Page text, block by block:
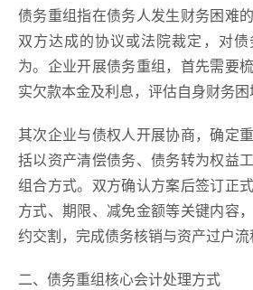
债务重组指在债务人发生财务困难
双方达成的协议或法院裁定，对
为。企业开展债务重组，首先需要
实欠款本金及利息，评估自身财务困
其次企业与债权人开展协商，确定
括以资产清偿债务、债务转为权益
组合方式。双方确认方案后签订正
方式、期限、减免金额等关键内容
约交割，完成债务核销与资产过户流
二、债务重组核心会计处理方式